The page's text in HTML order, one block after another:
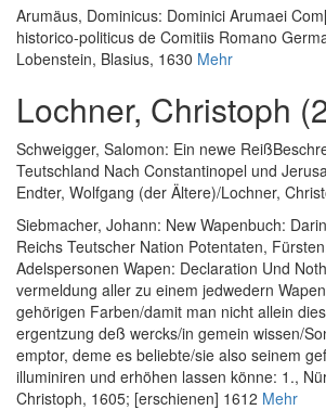
Arumäus, Dominicus: Dominici Arumaei
historico-politicus de Comitiis Romano
Lobenstein, Blasius, 1630 Mehr
Lochner, Christoph
Schweigger, Salomon: Ein newe
Teutschland Nach Constantinopel und
Endter, Wolfgang (der Ältere)/Lochner,
Siebmacher, Johann: New Wapenbuch:
Reichs Teutscher Nation Potentaten,
Adelspersonen Wapen: Declaration Und
vermeldung aller zu einem jedwedern
gehörigen Farben/damit man nicht allein
ergentzung deß wercks/in gemein wissen/
emptor, deme es beliebte/sie also seinem
illuminiren und erhöhen lassen könne: 1.,
Christoph, 1605; [erschienen] 1612 Mehr